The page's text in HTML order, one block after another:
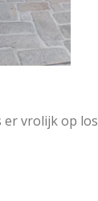
er vrolijk op los